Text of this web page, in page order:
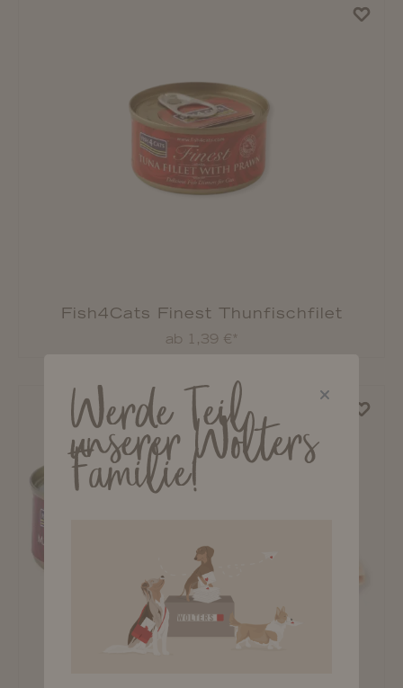
Fish4Cats Finest Thunfischfilet
ab 1,39 €*
Werde Teil
unserer Wolters
Familie!